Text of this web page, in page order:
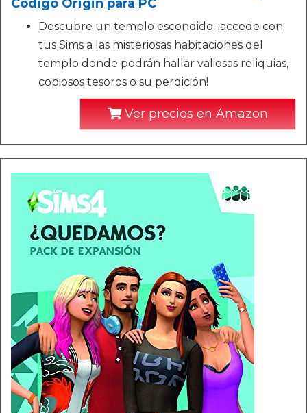
Código Origin para PC
Descubre un templo escondido: ¡accede con
tus Sims a las misteriosas habitaciones del
templo donde podrán hallar valiosas reliquias,
copiosos tesoros o su perdición!
Ver precios en Amazon